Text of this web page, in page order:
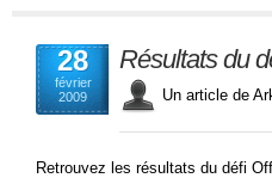
28
février
2009
Résultats du
Un article de
Retrouvez les résultats du défi